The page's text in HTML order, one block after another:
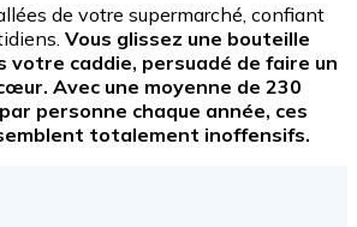
de votre supermarché, confiant
Vous glissez une bouteille
votre caddie, persuadé de faire un
Avec une moyenne de 230
personne chaque année, ces
totalement inoffensifs.